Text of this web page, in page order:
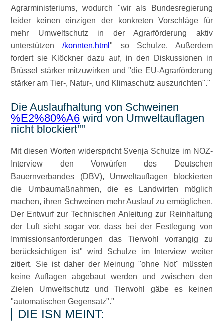
Agrarministeriums, wodurch
wir als Bundesregierung
leider keinen einzigen der konkreten Vorschläge für
mehr Umweltschutz in der Agrarförderung aktiv
unterstützen /konnten.html
so Schulze. Außerdem
fordert sie Klöckner dazu auf, in den Diskussionen in
Brüssel stärker mitzuwirken und die EU-Agrarförderung
stärker am Tier-, Natur-, und Klimaschutz auszurichten .
Die Auslaufhaltung von Schweinen
%E2%80%A6 wird von Umweltauflagen
nicht blockiert
Mit diesen Worten widerspricht Svenja Schulze im NOZ-
Interview den Vorwürfen des Deutschen
Bauernverbandes (DBV), Umweltauflagen blockierten
die Umbaumaßnahmen, die es Landwirten möglich
machen, ihren Schweinen mehr Auslauf zu ermöglichen.
Der Entwurf zur Technischen Anleitung zur Reinhaltung
der Luft sieht sogar vor, dass bei der Festlegung von
Immissionsanforderungen das Tierwohl vorrangig zu
berücksichtigen ist
wird Schulze im Interview weiter
zitiert. Sie ist daher der Meinung ohne Not
müssten
keine Auflagen abgebaut werden und zwischen den
Zielen Umweltschutz und Tierwohl gäbe es keinen
automatischen Gegensatz .
DIE ISN MEINT: